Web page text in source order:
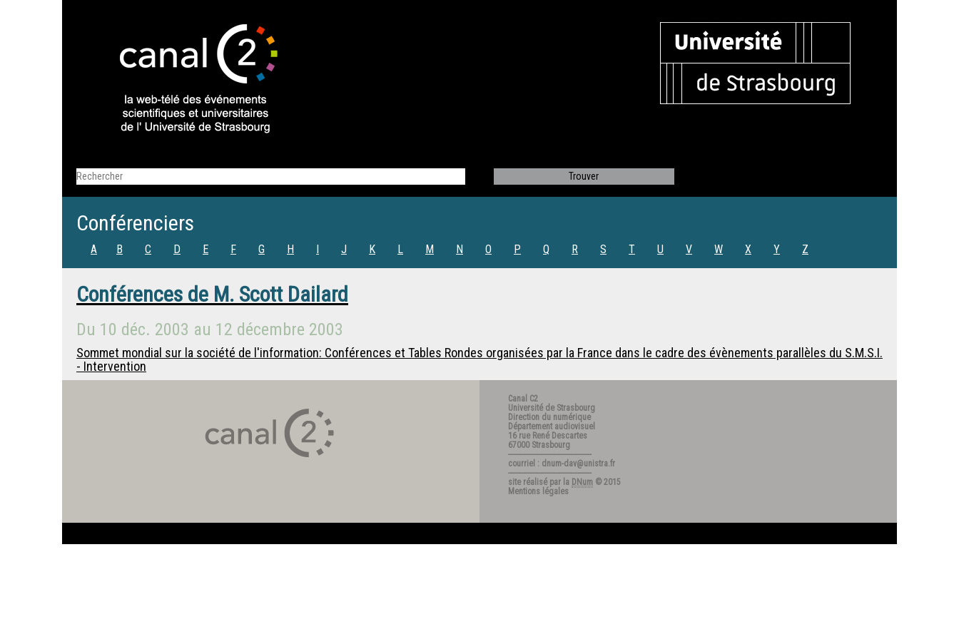
Conférenciers
A B C D E F G H I J K L M N O P Q R S T U V W X Y Z
Conférences de M. Scott Dailard
Du 10 déc. 2003 au 12 décembre 2003
Sommet mondial sur la société de l'information: Conférences et Tables Rondes organisées par la France dans le cadre des évènements parallèles du S.M.S.I.
- Intervention
Canal C2
Université de Strasbourg
Direction du numérique
Département audiovisuel
16 rue René Descartes
67000 Strasbourg
---------------------------------------
courriel : dnum-dav@unistra.fr
---------------------------------------
site réalisé par la DNum © 2015
Mentions légales